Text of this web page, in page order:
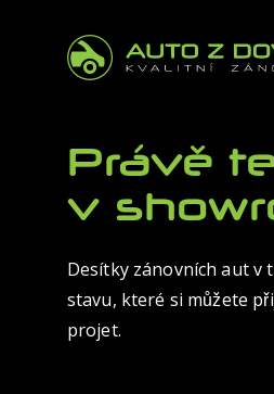
Právě
v
Desítky zánovních aut v
stavu, které si můžete
projet.